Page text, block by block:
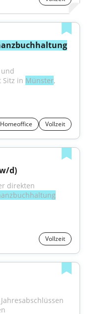
Sitz in Münster,
Homeoffice Vollzeit
d)
direkten
Vollzeit